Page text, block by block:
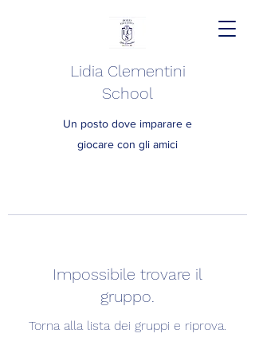
Lidia Clementini
School
Un posto dove imparare e
giocare con gli amici
Impossibile trovare il
gruppo.
Torna alla lista dei gruppi e riprova.